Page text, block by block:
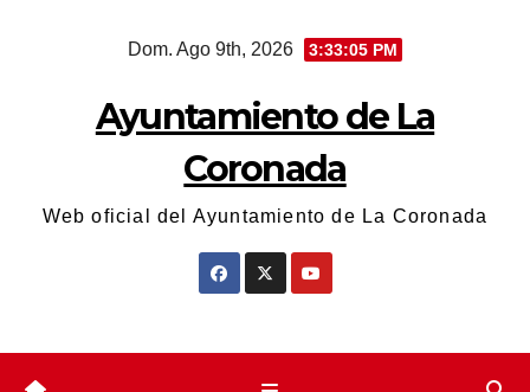
Dom. Ago 9th, 2026 3:33:06 PM
Ayuntamiento de La
Coronada
Web oficial del Ayuntamiento de La Coronada